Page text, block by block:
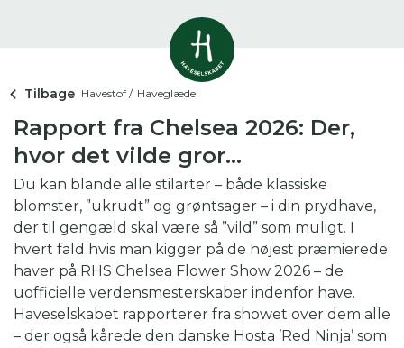
Havestof
0resultater
Arrangementer
0resultater
0resultater
Åbne haver
0resultater
Du skal indtaste minimum 3
tegn for at se resultater
Her kan du søge i hele vores katalog af
artikler, arrangementer, produkter og åbne
haver.
Tilbage Havestof / Haveglæde
Rapport fra Chelsea 2026: Der,
hvor det vilde gror…
Du kan blande alle stilarter – både klassiske
blomster, ”ukrudt” og grøntsager – i din prydhave,
der til gengæld skal være så ”vild” som muligt. I
hvert fald hvis man kigger på de højest præmierede
haver på RHS Chelsea Flower Show 2026 – de
uofficielle verdensmesterskaber indenfor have.
Haveselskabet rapporterer fra showet over dem alle
– der også kårede den danske Hosta ’Red Ninja’ som